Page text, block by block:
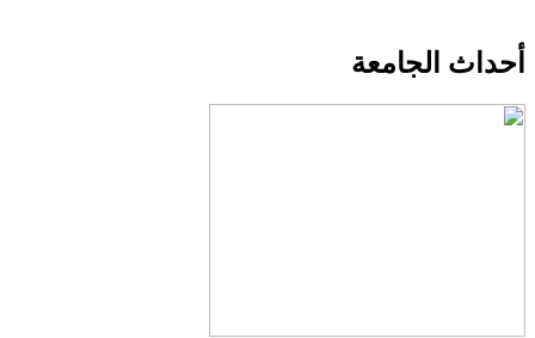
أحداث الجامعة